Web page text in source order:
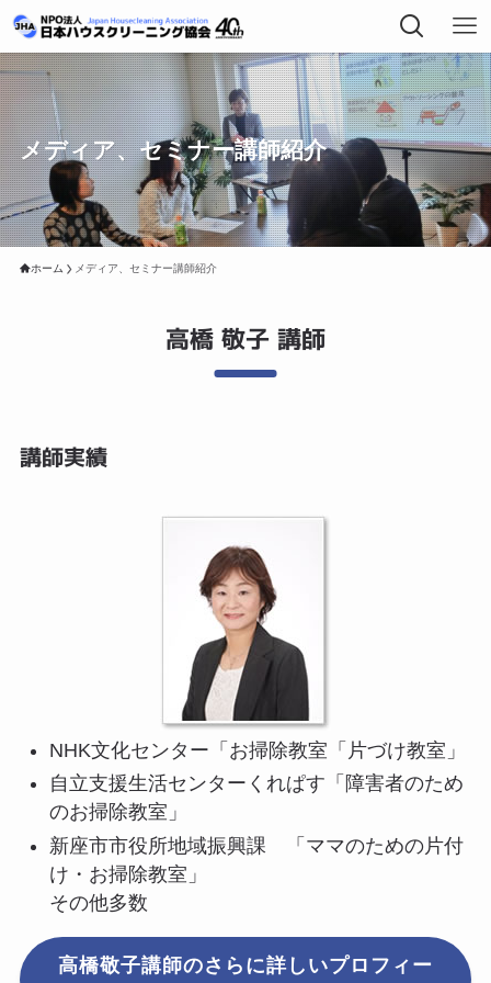
メディア、セミナー講師紹介
ホーム メディア、セミナー講師紹介
高橋 敬子 講師
講師実績
NHK文化センター「お掃除教室「片づけ教室」
自立支援生活センターくれぱす「障害者のため
のお掃除教室」
新座市市役所地域振興課 「ママのための片付
け・お掃除教室」
その他多数
高橋敬子講師のさらに詳しいプロフィー